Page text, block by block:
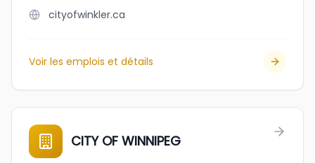
cityofwinkler.ca
Voir les emplois et détails
CITY OF WINNIPEG